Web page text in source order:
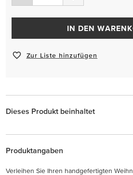
IN DEN
Zur Liste hinzufügen
Dieses Produkt beinhaltet
Produktangaben
Verleihen Sie Ihren handgefertigten